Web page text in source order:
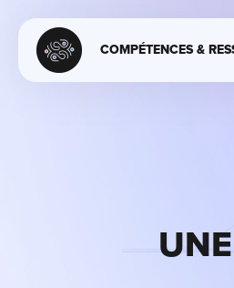
COMPÉTENCES &